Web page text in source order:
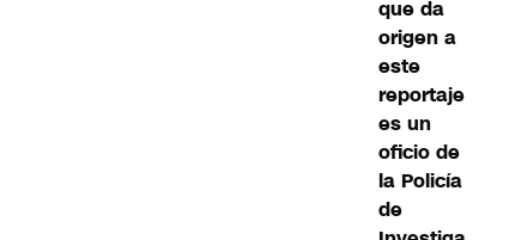
que da
origen a
este
reportaje
es un
oficio de
la Policía
de